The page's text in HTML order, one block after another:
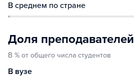
В среднем по стране
Доля преподавателей
В % от общего числа студентов
В вузе